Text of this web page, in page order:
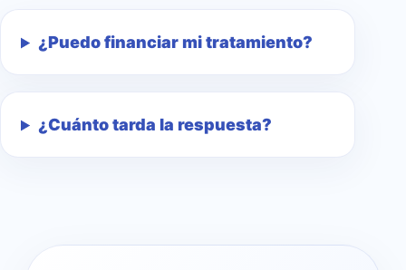
¿Puedo financiar mi tratamiento?
¿Cuánto tarda la respuesta?